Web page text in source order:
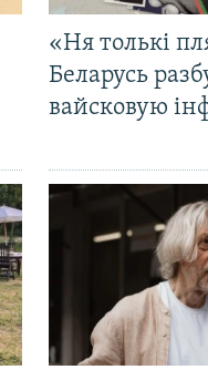
«Ня толькі
Беларусь
вайсковую